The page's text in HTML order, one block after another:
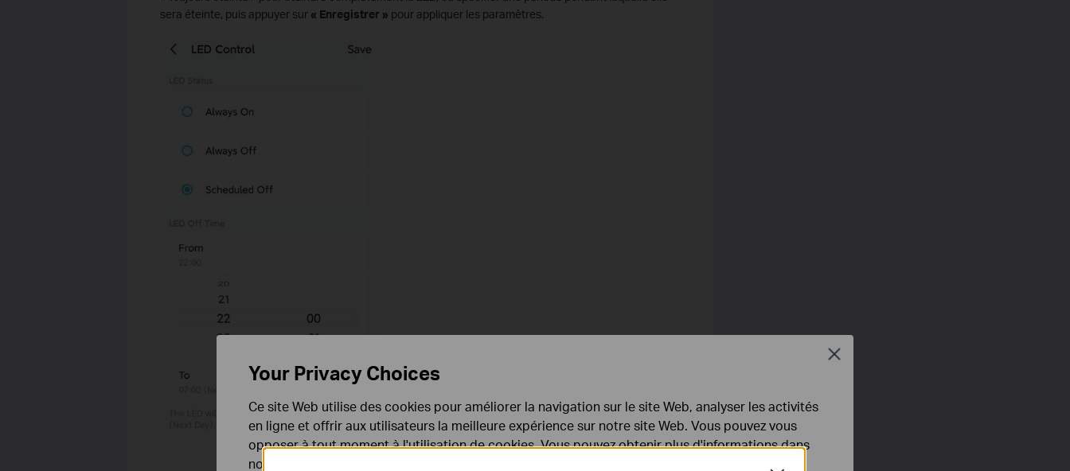
sera éteinte, puis appuyer sur « Enregistrer » pour appliquer les paramètres.
Your Privacy Choices
Ce site Web utilise des cookies pour améliorer la navigation sur le site Web, analyser les activités
en ligne et offrir aux utilisateurs la meilleure expérience sur notre site Web. Vous pouvez vous
opposer à tout moment à l'utilisation de cookies. Vous pouvez obtenir plus d'informations dans
notre
Close